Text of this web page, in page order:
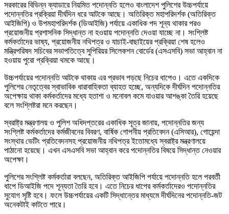
সরকারের বিভিন্ন ক্যাডারে নিয়মিত পদোন্নতি হলেও বাংলাদেশ পুলিশের উচ্চপর্যায়ে
পদোন্নতির প্রক্রিয়া দীর্ঘদিন ধরে আটকে আছে। অতিরিক্ত মহাপরিদর্শক (অতিরিক্ত
আইজিপি) ও উপমহাপরিদর্শক (ডিআইজি) পর্যায়ে একাধিক পদ শূন্য থাকার পরও
প্রয়োজনীয় প্রশাসনিক সিদ্ধান্ত না হওয়ায় পদোন্নতি দেওয়া যাচ্ছে না। সংশ্লিষ্ট
কর্মকর্তাদের ভাষ্য, প্রয়োজনীয় নথিপত্র ও যাচাই-বাছাইয়ের প্রক্রিয়া শেষ হলেও
মন্ত্রিপরিষদ সচিবের সভাপতিত্বে সুপিরিয়র সিলেকশন বোর্ডের (এসএসবি) সভা আহ্বান না
হওয়ায় পুরো প্রক্রিয়া থমকে আছে।
উচ্চপর্যায়ের পদোন্নতি আটকে থাকায় এর প্রভাব পড়ছে নিচের ধাপেও। এতে একদিকে
পুলিশের নেতৃত্বের স্বাভাবিক ধারাবাহিকতা ব্যাহত হচ্ছে, অন্যদিকে দীর্ঘদিন পদোন্নতির
অপেক্ষায় থাকা কর্মকর্তাদের মধ্যে হতাশা ও মনোবল কমে যাওয়ার আশঙ্কা তৈরি হয়েছে
বলে সংশ্লিষ্টরা মনে করছেন।
স্বরাষ্ট্র মন্ত্রণালয় ও পুলিশ অধিদপ্তরের একাধিক সূত্র জানায়, পদোন্নতির জন্য
সংশ্লিষ্ট কর্মকর্তাদের কর্মজীবনের বিবরণ, বার্ষিক গোপনীয় প্রতিবেদন (এসিআর), গোয়েন্দা
সংস্থার ভেটিং প্রতিবেদনসহ প্রয়োজনীয় নথিপত্র ইতোমধ্যে স্বরাষ্ট্র মন্ত্রণালয়ে
পাঠানো হয়েছে। এখন এসএসবি সভা আহ্বান করে পদোন্নতির বিষয়ে সিদ্ধান্ত নেওয়ার
অপেক্ষা।
পুলিশের সংশ্লিষ্ট কর্মকর্তারা বলছেন, অতিরিক্ত আইজিপি পর্যায়ে পদোন্নতি হলে পরবর্তী
ধাপে ডিআইজি পদে শূন্যতা তৈরি হবে। এতে নিচের ধাপের কর্মকর্তাদেরও পদোন্নতির
সুযোগ সৃষ্টি হবে। ফলে উচ্চপর্যায়ের একটি সিদ্ধান্তের মাধ্যমে দীর্ঘদিনের পদোন্নতি-জট
অনেকটাই কাটতে পারে।